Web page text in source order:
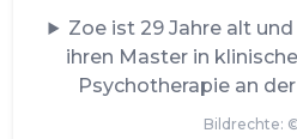
Zoe ist 29 Jahre alt
ihren Master in
Psychotherapie an
Bildrechte: